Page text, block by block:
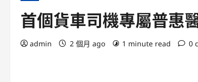
首個貨車司機專屬普惠
admin 2 個月 ago 1 minute read 0